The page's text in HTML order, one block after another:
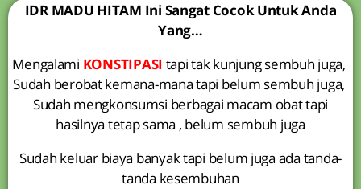
IDR MADU HITAM Ini Sangat Cocok Untuk Anda
Yang…
Mengalami KONSTIPASI tapi tak kunjung sembuh juga,
Sudah berobat kemana-mana tapi belum sembuh juga,
Sudah mengkonsumsi berbagai macam obat tapi
hasilnya tetap sama , belum sembuh juga
Sudah keluar biaya banyak tapi belum juga ada tanda-
tanda kesembuhan